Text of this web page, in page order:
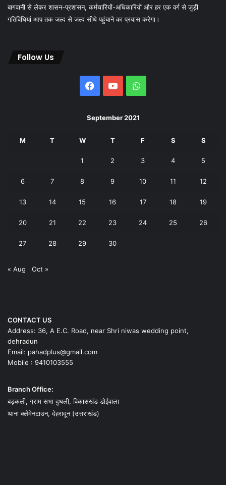
बागवानी से लेकर शासन-प्रशासन, कर्मचारियों-अधिकारियों और हर एक वर्ग से जुड़ी
गतिविधियां आप तक जल्द से जल्द सीधे पहुंचाने का प्रयास करेगा।
Follow Us
FacebookYouTubeWhatsApp
September 2021
M T W T F S S
1 2 3 4 5
6 7 8 9 10 11 12
13 14 15 16 17 18 19
20 21 22 23 24 25 26
27 28 29 30
« Aug Oct »
CONTACT US
Address: 36, A E.C. Road, near Shri niwas wedding point,
dehradun
Email: pahadplus@gmail.com
Mobile : 9410103555
Branch Office:
बड़कली, ग्राम सभा दुधली, विकासखंड डोईवाला
थाना क्लेमेनटाउन, देहरादून (उत्तराखंड)